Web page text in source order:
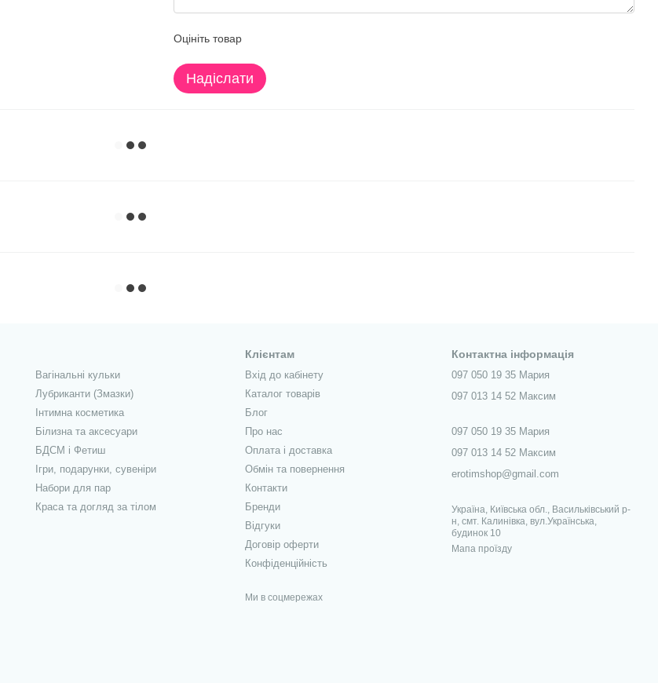
Оцініть товар
Надіслати
Вагінальні кульки
Лубриканти (Змазки)
Інтимна косметика
Білизна та аксесуари
БДСМ і Фетиш
Ігри, подарунки, сувеніри
Набори для пар
Краса та догляд за тілом
Клієнтам
Вхід до кабінету
Каталог товарів
Блог
Про нас
Оплата і доставка
Обмін та повернення
Контакти
Бренди
Відгуки
Договір оферти
Конфіденційність
Ми в соцмережах
Контактна інформація
097 050 19 35 Мария
097 013 14 52 Максим
097 050 19 35 Мария
097 013 14 52 Максим
erotimshop@gmail.com
Україна, Київська обл., Васильківський р-
н, смт. Калинівка, вул.Українська,
будинок 10
Мапа проїзду